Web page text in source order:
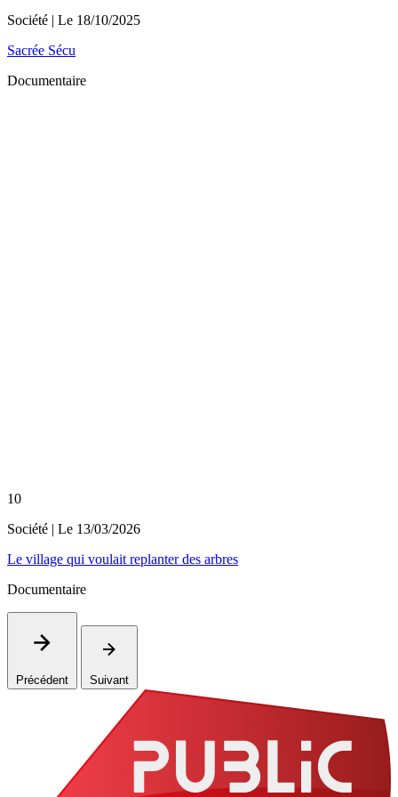
Société | Le 18/10/2025
Sacrée Sécu
Documentaire
10
Société | Le 13/03/2026
Le village qui voulait replanter des arbres
Documentaire
Précédent Suivant